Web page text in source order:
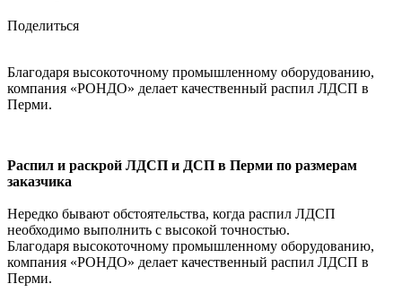
Поделиться
Благодаря высокоточному промышленному оборудованию,
компания «РОНДО» делает качественный распил ЛДСП в
Перми.
Распил и раскрой ЛДСП и ДСП в Перми по размерам
заказчика
Нередко бывают обстоятельства, когда распил ЛДСП
необходимо выполнить с высокой точностью.
Благодаря высокоточному промышленному оборудованию,
компания «РОНДО» делает качественный распил ЛДСП в
Перми.